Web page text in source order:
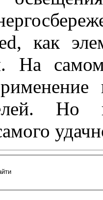
как
На
Но